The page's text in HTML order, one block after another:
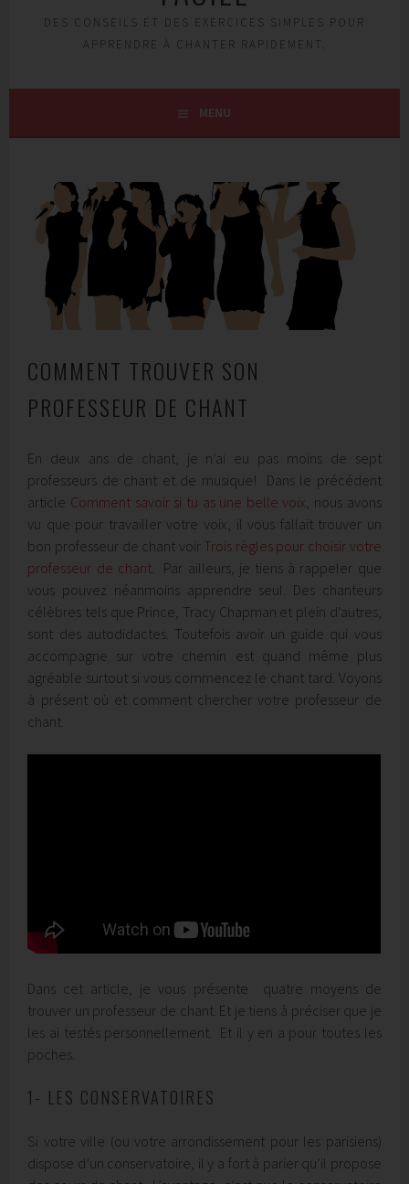
DES CONSEILS ET DES EXERCICES SIMPLES POUR
APPRENDRE À CHANTER RAPIDEMENT.
MENU
COMMENT TROUVER SON
PROFESSEUR DE CHANT
En deux ans de chant, je n’ai eu pas moins de sept
professeurs de chant et de musique! Dans le précédent
article Comment savoir si tu as une belle voix, nous avons
vu que pour travailler votre voix, il vous fallait trouver un
bon professeur de chant voir Trois règles pour choisir votre
professeur de chant. Par ailleurs, je tiens à rappeler que
vous pouvez néanmoins apprendre seul. Des chanteurs
célèbres tels que Prince, Tracy Chapman et plein d’autres,
sont des autodidactes. Toutefois avoir un guide qui vous
accompagne sur votre chemin est quand même plus
agréable surtout si vous commencez le chant tard. Voyons
à présent où et comment chercher votre professeur de
chant.
Dans cet article, je vous présente quatre moyens de
trouver un professeur de chant. Et je tiens à préciser que je
les ai testés personnellement. Et il y en a pour toutes les
poches.
1- LES CONSERVATOIRES
Si votre ville (ou votre arrondissement pour les parisiens)
dispose d’un conservatoire, il y a fort à parier qu’il propose